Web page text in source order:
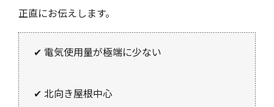
正直にお伝えします。
✔ 電気使用量が極端に少ない
✔ 北向き屋根中心